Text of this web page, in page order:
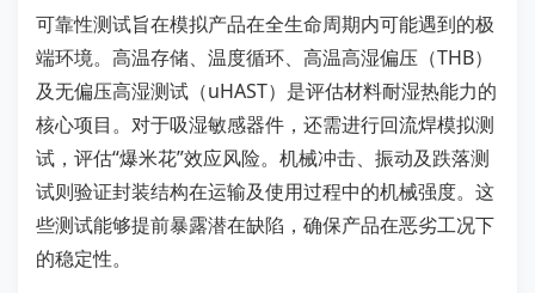
可靠性测试旨在模拟产品在全生命周期内可能遇到的极
端环境。高温存储、温度循环、高温高湿偏压（THB）
及无偏压高湿测试（uHAST）是评估材料耐湿热能力的
核心项目。对于吸湿敏感器件，还需进行回流焊模拟测
试，评估“爆米花”效应风险。机械冲击、振动及跌落测
试则验证封装结构在运输及使用过程中的机械强度。这
些测试能够提前暴露潜在缺陷，确保产品在恶劣工况下
的稳定性。